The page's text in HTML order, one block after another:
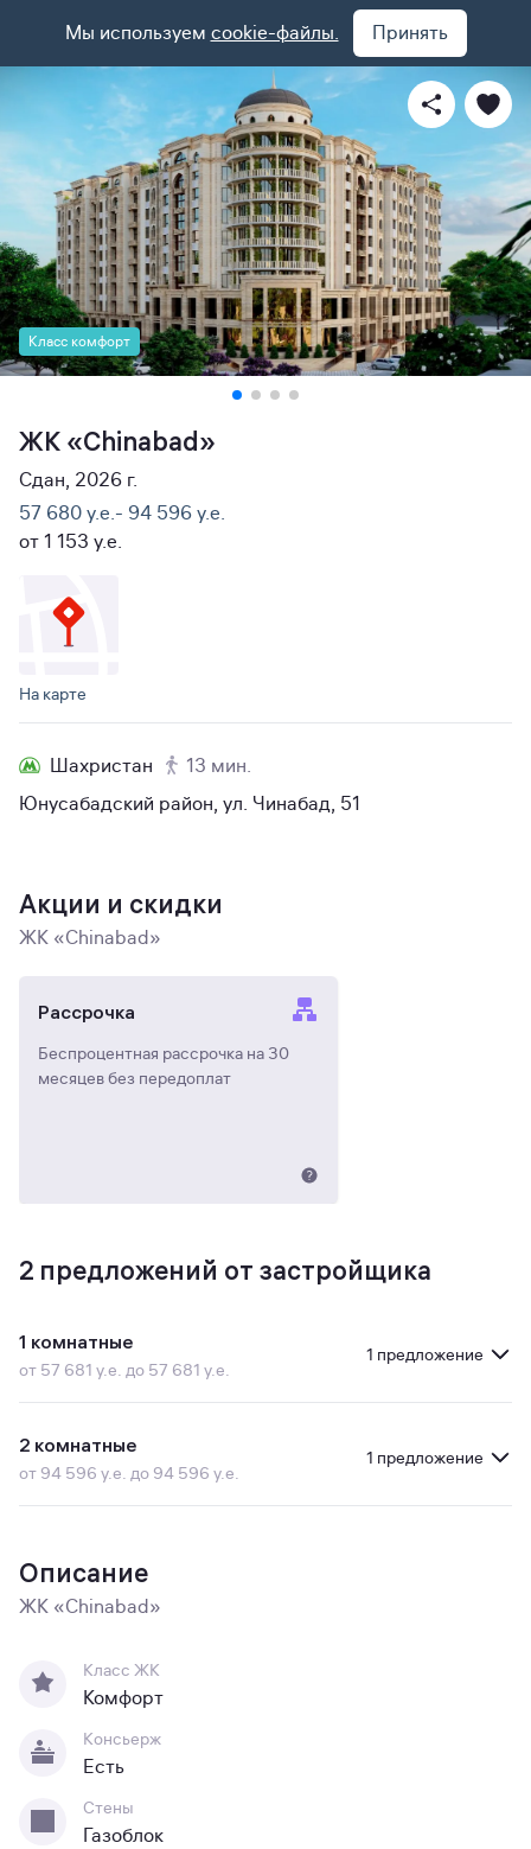
Мы используем cookie-файлы. Принять
Класс комфорт
ЖК «Chinabad»
Сдан, 2026 г.
57 680 y.e.- 94 596 y.e.
от 1 153 y.e.
На карте
Шахристан
13 мин.
Юнусабадский район, ул. Чинабад, 51
Акции и скидки
ЖК «Chinabad»
Рассрочка
Беспроцентная рассрочка на 30
месяцев без передоплат
2 предложений от застройщика
1 комнатные
от 57 681 у.е. до 57 681 у.е.
1 предложение
2 комнатные
от 94 596 у.е. до 94 596 у.е.
1 предложение
Описание
ЖК «Chinabad»
Класс ЖК
Комфорт
Консьерж
Есть
Стены
Газоблок